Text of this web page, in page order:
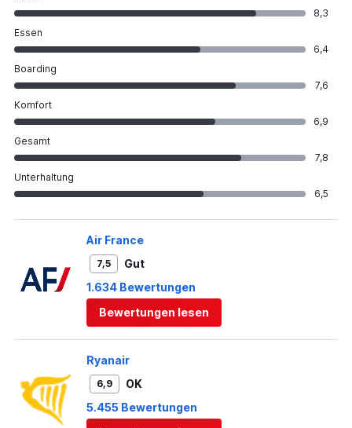
8,3
Essen
6,4
Boarding
7,6
Komfort
6,9
Gesamt
7,8
Unterhaltung
6,5
Air France
7,5
Gut
1.634 Bewertungen
Bewertungen lesen
Ryanair
6,9
OK
5.455 Bewertungen